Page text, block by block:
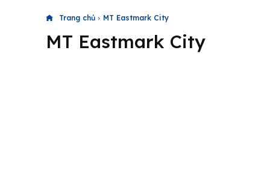
Trang chủ MT Eastmark City
MT Eastmark City